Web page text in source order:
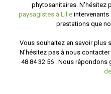
phytosanitaires. N'hésitez
paysagistes à Lilleintervenants
prestations que
Vous souhaitez en savoir plus
N'hésitez pas à nous
48 84 32 56 . Nous répondons